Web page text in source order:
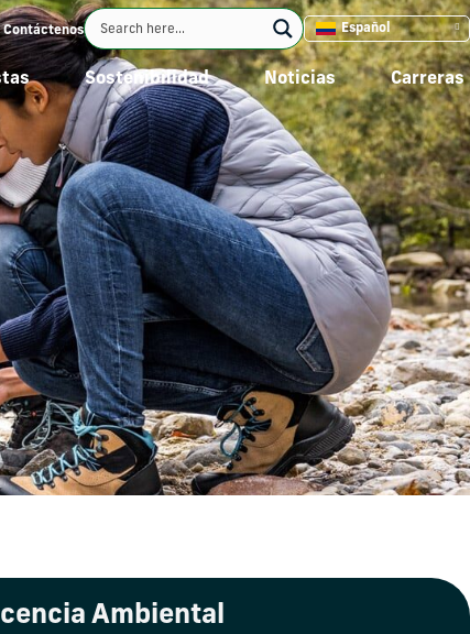
Contáctenos Español
Sostenibilidad Noticias Carreras
Ambiental